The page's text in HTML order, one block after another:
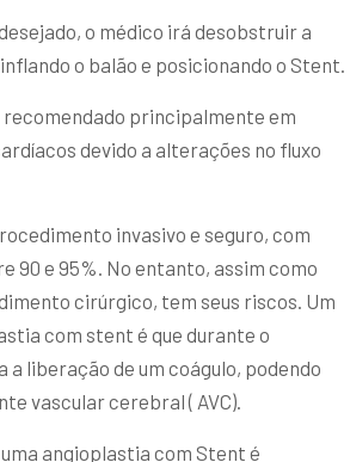
o médico irá desobstruir a
o balão e posicionando o Stent.
principalmente em
devido a alterações no fluxo
invasivo e seguro, com
90 e 95%. No entanto, assim como
cirúrgico, tem seus riscos. Um
com stent é que durante o
liberação de um coágulo, podendo
vascular cerebral ( AVC).
angioplastia com Stent é